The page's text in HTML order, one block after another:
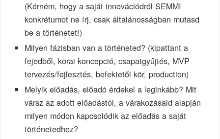
(Kérném, hogy a saját innovációdról SEMMI
konkrétumot ne írj, csak általánosságban mutasd
be a történetet!)
Milyen fázisban van a történeted? (kipattant a
fejedből, korai koncepció, csapatgyűjtés, MVP
tervezés/fejlesztés, befektetői kör, production)
Melyik előadás, előadó érdekel a leginkább? Mit
vársz az adott előadástól, a várakozásaid alapján
milyen módon kapcsolódik az előadás a saját
történetedhez?